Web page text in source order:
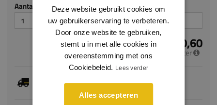
Aantal stuks
€ 60,60
per meter
levertijd bedraagt 8-10 werkdagen
Deze website gebruikt cookies om
uw gebruikerservaring te verbeteren.
Door onze website te gebruiken,
stemt u in met alle cookies in
overeenstemming met ons
Cookiebeleid. Lees verder
Alles accepteren